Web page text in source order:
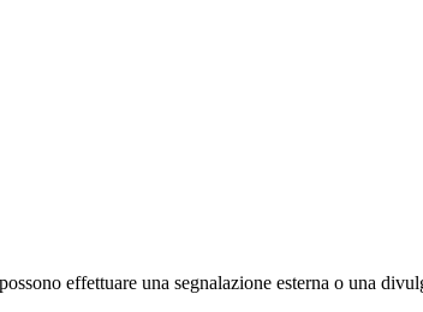
effettuare una segnalazione esterna o una